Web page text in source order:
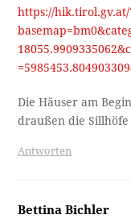
https://hik.tirol.gv.at/
Die Häuser am
draußen die
Antworten
Bettina Bichler